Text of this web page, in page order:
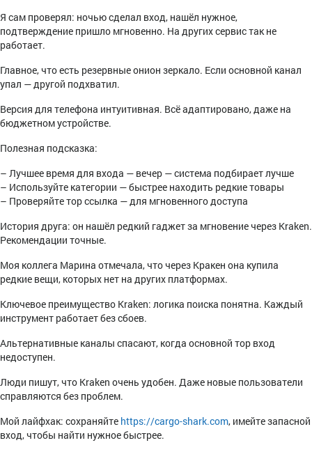
Я сам проверял: ночью сделал вход, нашёл нужное,
подтверждение пришло мгновенно. На других сервис так не
работает.
Главное, что есть резервные онион зеркало. Если основной канал
упал — другой подхватил.
Версия для телефона интуитивная. Всё адаптировано, даже на
бюджетном устройстве.
Полезная подсказка:
– Лучшее время для входа — вечер — система подбирает лучше
– Используйте категории — быстрее находить редкие товары
– Проверяйте тор ссылка — для мгновенного доступа
История друга: он нашёл редкий гаджет за мгновение через Kraken.
Рекомендации точные.
Моя коллега Марина отмечала, что через Кракен она купила
редкие вещи, которых нет на других платформах.
Ключевое преимущество Kraken: логика поиска понятна. Каждый
инструмент работает без сбоев.
Альтернативные каналы спасают, когда основной тор вход
недоступен.
Люди пишут, что Kraken очень удобен. Даже новые пользователи
справляются без проблем.
Мой лайфхак: сохраняйте https://cargo-shark.com, имейте запасной
вход, чтобы найти нужное быстрее.